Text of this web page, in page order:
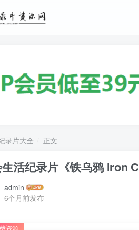
录片大全 正文
活纪录片《铁乌鸦 Iron
admin
6个月前发布